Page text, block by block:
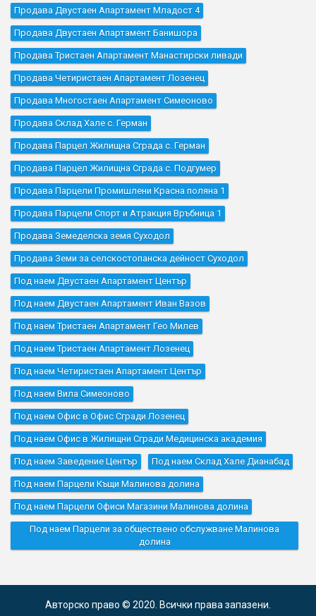
Продава Двустаен Апартамент Младост 4
Продава Двустаен Апартамент Банишора
Продава Тристаен Апартамент Манастирски ливади
Продава Четиристаен Апартамент Лозенец
Продава Многостаен Апартамент Симеоново
Продава Склад Хале с. Герман
Продава Парцел Жилищна Сграда с. Герман
Продава Парцел Жилищна Сграда с. Подгумер
Продава Парцели Промишлени Красна поляна 1
Продава Парцели Спорт и Атракция Връбница 1
Продава Земеделска земя Суходол
Продава Земи за селскостопанска дейност Суходол
Под наем Двустаен Апартамент Център
Под наем Двустаен Апартамент Иван Вазов
Под наем Тристаен Апартамент Гео Милев
Под наем Тристаен Апартамент Лозенец
Под наем Четиристаен Апартамент Център
Под наем Вила Симеоново
Под наем Офис в Офис Сгради Лозенец
Под наем Офис в Жилищни Сгради Медицинска академия
Под наем Заведение Център Под наем Склад Хале Дианабад
Под наем Парцели Къщи Малинова долина
Под наем Парцели Офиси Магазини Малинова долина
Под наем Парцели за обществено обслужване Малинова
долина
Авторско право © 2020. Всички права запазени.